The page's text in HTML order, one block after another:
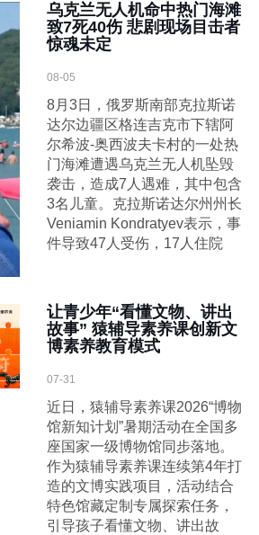
乌克兰无人机命中热门海滩
致7死40伤 悲剧现场目击者
惊魂未定
08-05
8月3日，俄罗斯南部克拉斯诺
达尔边疆区格连吉克市下辖阿
尔希波-奥西波夫卡村的一处热
门海滩遭遇乌克兰无人机坠毁
袭击，造成7人遇难，其中包含
3名儿童。克拉斯诺达尔州州长
Veniamin Kondratyev表示，事
件导致47人受伤，17人住院
让青少年“看懂文物、讲出
故事” 猿辅导素养课创新文
博素养教育模式
07-31
近日，猿辅导素养课2026“博物
馆新知计划”暑期活动在全国多
座国家一级博物馆同步落地。
作为猿辅导素养课连续第4年打
造的文博实践项目，活动结合
特色馆藏定制专属探索任务，
引导孩子看懂文物、讲出故